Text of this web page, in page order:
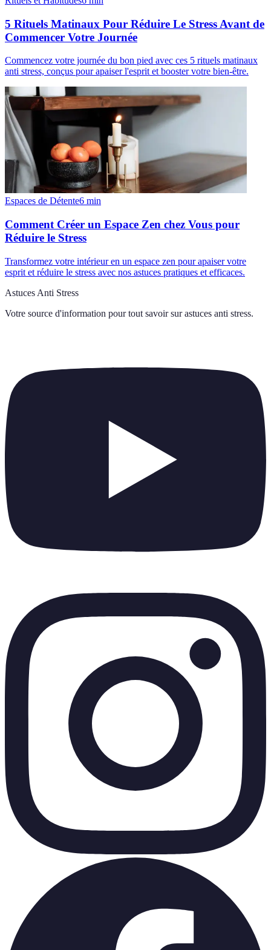
5 Rituels Matinaux Pour Réduire Le Stress Avant de
Commencer Votre Journée
Commencez votre journée du bon pied avec ces 5 rituels matinaux
anti stress, conçus pour apaiser l'esprit et booster votre bien-être.
Espaces de Détente6 min
Comment Créer un Espace Zen chez Vous pour
Réduire le Stress
Transformez votre intérieur en un espace zen pour apaiser votre
esprit et réduire le stress avec nos astuces pratiques et efficaces.
Astuces Anti Stress
Votre source d'information pour tout savoir sur astuces anti stress.